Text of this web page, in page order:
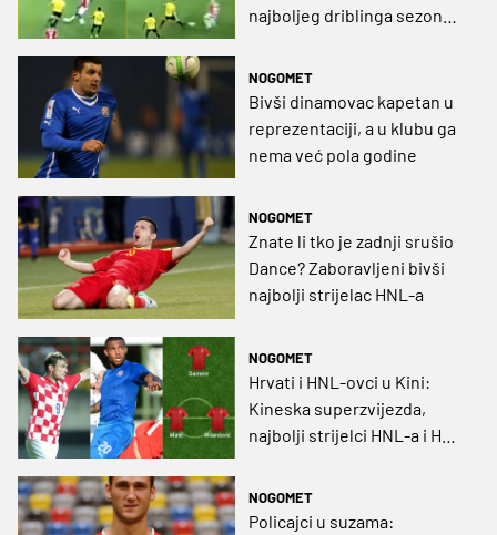
najboljeg driblinga sezone
NOGOMET
Bivši dinamovac kapetan u
reprezentaciji, a u klubu ga
nema već pola godine
NOGOMET
Znate li tko je zadnji srušio
Dance? Zaboravljeni bivši
najbolji strijelac HNL-a
NOGOMET
Hrvati i HNL-ovci u Kini:
Kineska superzvijezda,
najbolji strijelci HNL-a i HNL
NOGOMET
Policajci u suzama: